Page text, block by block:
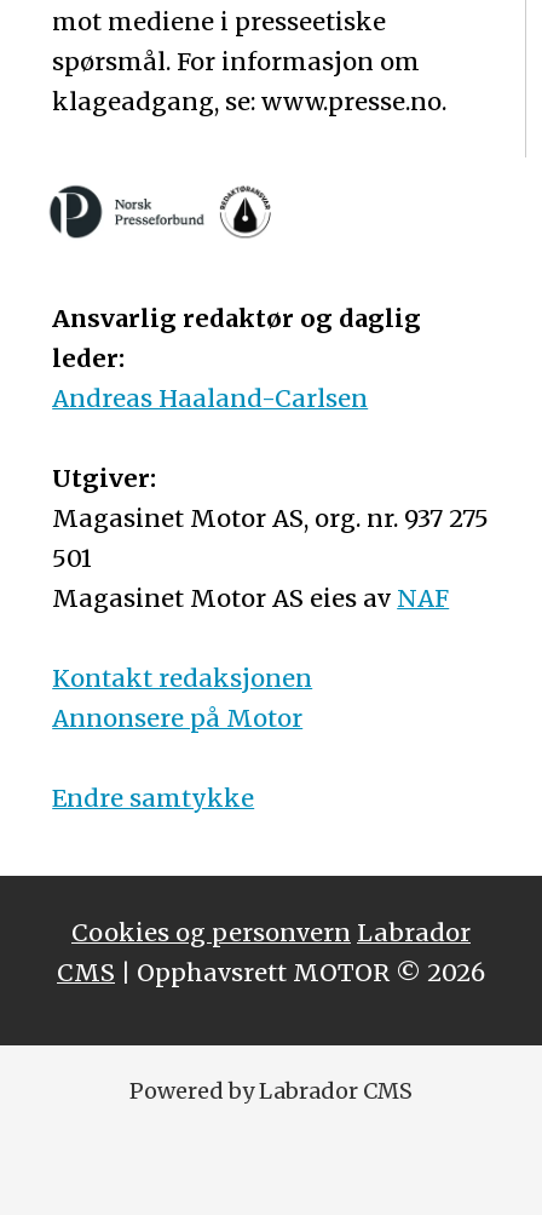
mot mediene i presseetiske
spørsmål. For informasjon om
klageadgang, se: www.presse.no.
Ansvarlig redaktør og daglig
leder:
Andreas Haaland-Carlsen
Utgiver:
Magasinet Motor AS, org. nr. 937 275
501
Magasinet Motor AS eies av NAF
Kontakt redaksjonen
Annonsere på Motor
Endre samtykke
Cookies og personvern Labrador
CMS | Opphavsrett MOTOR © 2026
Powered by Labrador CMS